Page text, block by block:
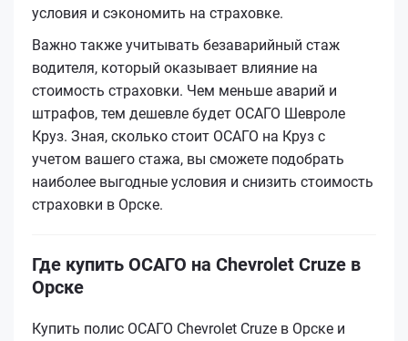
условия и сэкономить на страховке.
Важно также учитывать безаварийный стаж
водителя, который оказывает влияние на
стоимость страховки. Чем меньше аварий и
штрафов, тем дешевле будет ОСАГО Шевроле
Круз. Зная, сколько стоит ОСАГО на Круз с
учетом вашего стажа, вы сможете подобрать
наиболее выгодные условия и снизить стоимость
страховки в Орске.
Где купить ОСАГО на Chevrolet Cruze в
Орске
Купить полис ОСАГО Chevrolet Cruze в Орске и